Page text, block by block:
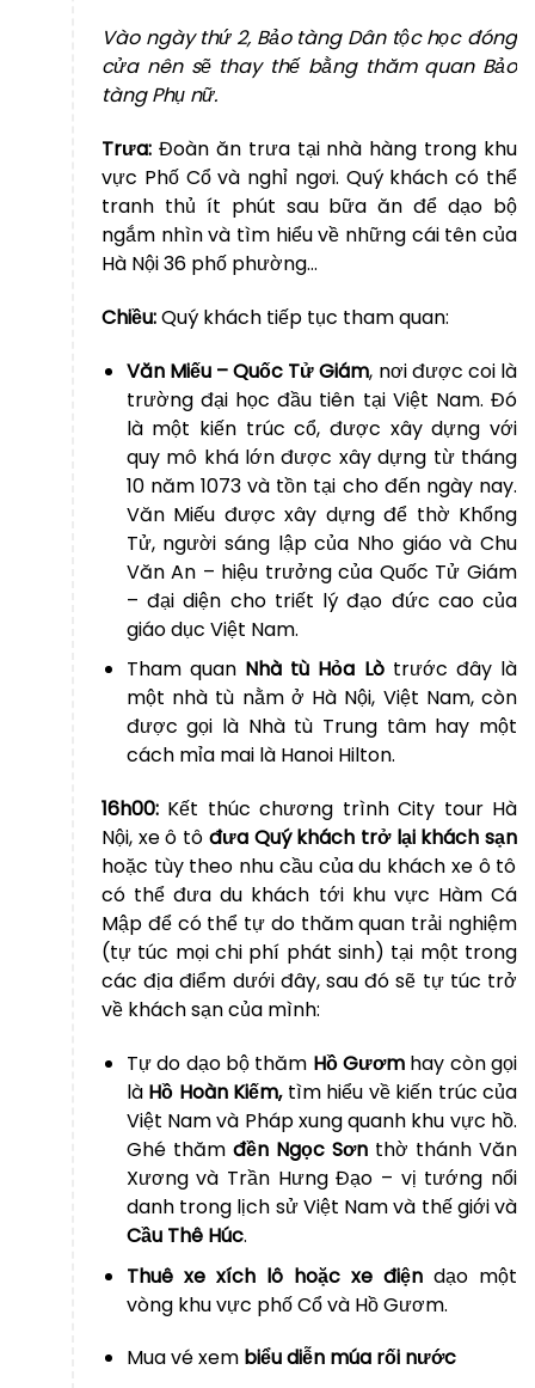
Vào ngày thứ 2, Bảo tàng Dân tộc học đóng
cửa nên sẽ thay thế bằng thăm quan Bảo
tàng Phụ nữ.
Trưa: Đoàn ăn trưa tại nhà hàng trong khu
vực Phố Cổ và nghỉ ngơi. Quý khách có thể
tranh thủ ít phút sau bữa ăn để dạo bộ
ngắm nhìn và tìm hiểu về những cái tên của
Hà Nội 36 phố phường…
Chiều:Quý khách tiếp tục tham quan:
Văn Miếu – Quốc Tử Giám, nơi được coi là
trường đại học đầu tiên tại Việt Nam. Đó
là một kiến trúc cổ, được xây dựng với
quy mô khá lớn được xây dựng từ tháng
10 năm 1073 và tồn tại cho đến ngày nay.
Văn Miếu được xây dựng để thờ Khổng
Tử, người sáng lập của Nho giáo và Chu
Văn An – hiệu trưởng của Quốc Tử Giám
– đại diện cho triết lý đạo đức cao của
giáo dục Việt Nam.
Tham quan Nhà tù Hỏa Lòtrước đây là
một nhà tù nằm ở Hà Nội, Việt Nam, còn
được gọi là Nhà tù Trung tâm hay một
cách mỉa mai là Hanoi Hilton.
16h00: Kết thúc chương trình City tour Hà
Nội, xe ô tô đưa Quý khách trở lại khách sạn
hoặc tùy theo nhu cầu của du khách xe ô tô
có thể đưa du khách tới khu vực Hàm Cá
Mập để có thể tự do thăm quan trải nghiệm
(tự túc mọi chi phí phát sinh) tại một trong
các địa điểm dưới đây, sau đó sẽ tự túc trở
về khách sạn của mình:
Tự do dạo bộ thăm Hồ Gươmhay còn gọi
là Hồ Hoàn Kiếm, tìm hiểu về kiến trúc của
Việt Nam và Pháp xung quanh khu vực hồ.
Ghé thăm đền Ngọc Sơn thờ thánh Văn
Xương và Trần Hưng Đạo – vị tướng nổi
danh trong lịch sử Việt Nam và thế giới và
Cầu Thê Húc.
Thuê xe xích lô hoặc xe điệndạo một
vòng khu vực phố Cổ và Hồ Gươm.
Mua vé xem biểu diễn múa rối nước